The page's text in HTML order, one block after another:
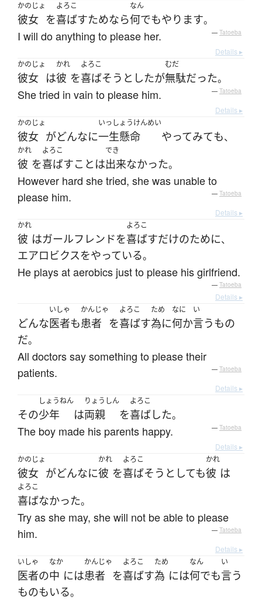
かのじょ
彼女 を
よろこ
喜ばすためなら
なん
何でもやります。
I will do anything to please her. — Tatoeba
Details ▸
かのじょ
彼女 は
かれ
彼 を
よろこ
喜ばそう としたが
むだ
無駄だった。
She tried in vain to please him. — Tatoeba
Details ▸
かのじょ
彼女 がどんなに
いっしょうけんめい
一生懸命 やってみても、
かれ
彼 を
よろこ
喜ばすことは
でき
出来なかった。
However hard she tried, she was unable to
please him.
— Tatoeba
Details ▸
かれ
彼 はガールフレンドを
よろこ
喜ばすだけのために、
エアロビクスをやっている。
He plays at aerobics just to please his girlfriend.
— Tatoeba
Details ▸
どんな
いしゃ
医者も
かんじゃ
患者 を
よろこ
喜ばす
ため
為に
なに
何か
い
言うもの
だ。
All doctors say something to please their
patients.
— Tatoeba
Details ▸
その
しょうねん
少年 は
りょうしん
両親 を
よろこ
喜ばした。
The boy made his parents happy. — Tatoeba
Details ▸
かのじょ
彼女 がどんなに
かれ
彼 を
よろこ
喜ばそう としても
かれ
彼 は
よろこ
喜ばなかった。
Try as she may, she will not be able to please
him.
— Tatoeba
Details ▸
いしゃ
医者の
なか
中 には
かんじゃ
患者 を
よろこ
喜ばす
ため
為 には
なん
何でも
い
言う
ものもいる。